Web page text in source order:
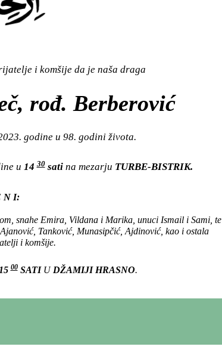
i komšije da je naša draga
rođ. Berberović
godine u 98. godini života.
u 1430satina mezarju TURBE-BISTRIK.
N I:
snahe Emira, Vildana i Marika, unuci Ismail i Sami, te
Tanković, Munasipčić, Ajdinović, kao i ostala
i komšije.
1500SATIU DŽAMIJI HRASNO.